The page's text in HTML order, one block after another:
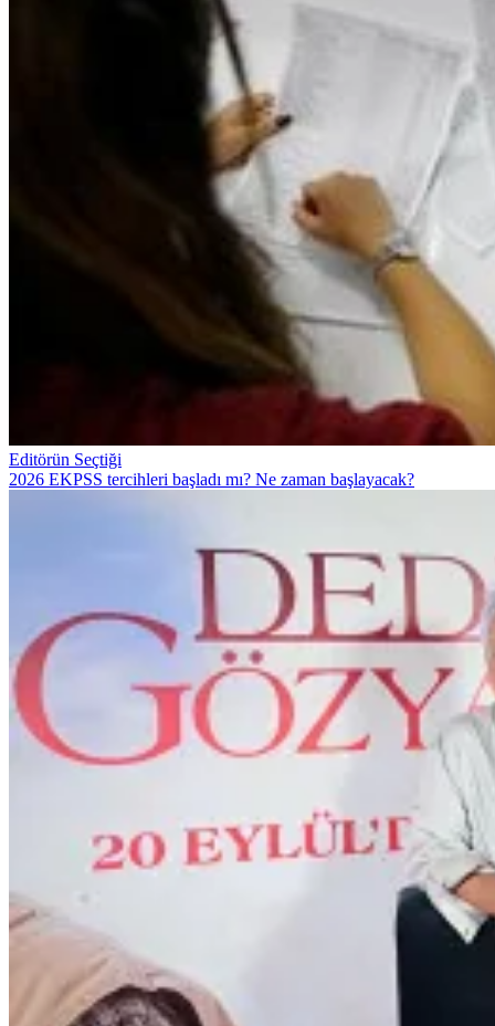
Editörün Seçtiği
2026 EKPSS tercihleri başladı mı? Ne zaman başlayacak?